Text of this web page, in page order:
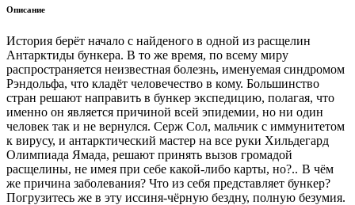
Описание
История берёт начало с найденого в одной из расщелин
Антарктиды бункера. В то же время, по всему миру
распространяется неизвестная болезнь, именуемая синдромом
Рэндольфа, что кладёт человечество в кому. Большинство
стран решают направить в бункер экспедицию, полагая, что
именно он является причиной всей эпидемии, но ни один
человек так и не вернулся. Серж Сол, мальчик с иммунитетом
к вирусу, и антарктический мастер на все руки Хильдегард
Олимпиада Ямада, решают принять вызов громадой
расщелины, не имея при себе какой-либо карты, но?.. В чём
же причина заболевания? Что из себя представляет бункер?
Погрузитесь же в эту иссиня-чёрную бездну, полную безумия.